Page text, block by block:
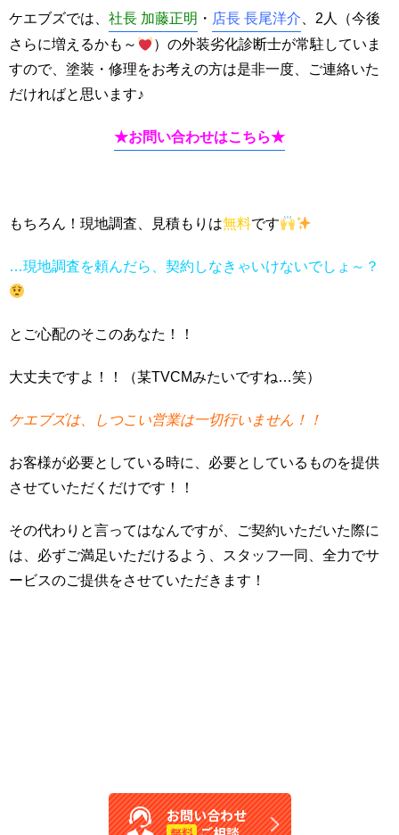
ケエブズでは、 社長 加藤正明 ・ 店長 長尾洋介 、2人（今後
さらに増えるかも～
）の外装劣化診断士が常駐していま
すので、塗装・修理をお考えの方は是非一度、ご連絡いた
だければと思います♪
★お問い合わせはこちら★
もちろん！現地調査、見積もりは無料です
…現地調査を頼んだら、契約しなきゃいけないでしょ～？
とご心配のそこのあなた！！
大丈夫ですよ！！（某TVCMみたいですね…笑）
ケエブズは、しつこい営業は一切行いません！！
お客様が必要としている時に、必要としているものを提供
させていただくだけです！！
その代わりと言ってはなんですが、ご契約いただいた際に
は、必ずご満足いただけるよう、スタッフ一同、全力でサ
ービスのご提供をさせていただきます！
お問い合わせ